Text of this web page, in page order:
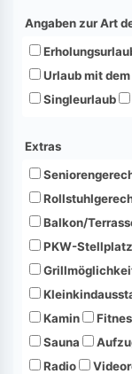
Angaben zur Art
Urlaub mit
Singleurlaub
Extras
Balkon/
PKW-Stellplatz
Kamin
Sauna
Radio